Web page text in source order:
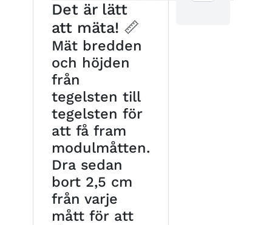
Det är lätt
att mäta! 📏
Mät bredden
och höjden
från
tegelsten till
tegelsten för
att få fram
modulmåtten.
Dra sedan
bort 2,5 cm
från varje
mått för att